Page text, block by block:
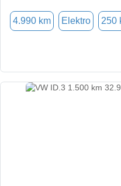
4.990 km Elektro 250